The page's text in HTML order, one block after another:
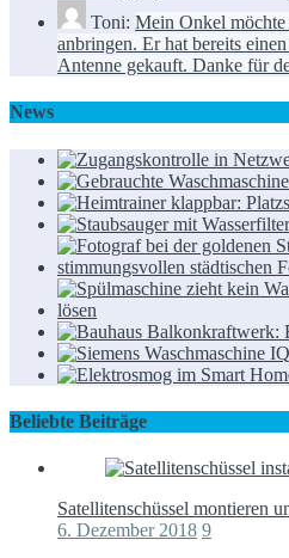
Toni: Mein Onkel möchte
anbringen. Er hat bereits
Antenne gekauft. Danke für
News
Beliebte Beiträge
Satellitenschüssel montieren
6. Dezember 2018 9